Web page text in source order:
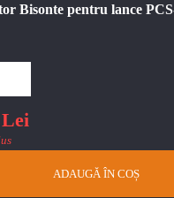
Bisonte pentru lance
Lei
ADAUGĂ ÎN COȘ